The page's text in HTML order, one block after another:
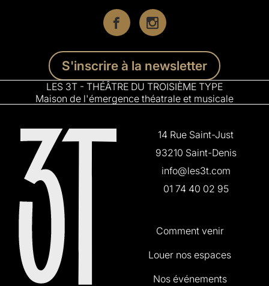
S'inscrire à la newsletter
LES 3T - THÉÂTRE DU TROISIÈME TYPE
Maison de l'émergence théatrale et musicale
14 Rue Saint-Just
93210 Saint-Denis
info@les3t.com
01 74 40 02 95
Comment venir
Louer nos espaces
Nos événements